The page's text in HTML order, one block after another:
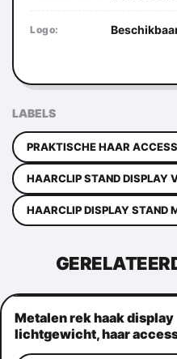
Logo:
LABELS
PRAKTISCHE HAAR
HAARCLIP STAND DISPLAY
HAARCLIP DISPLAY STAND
Metalen rek haak display
lichtgewicht, haar
hangende haak display